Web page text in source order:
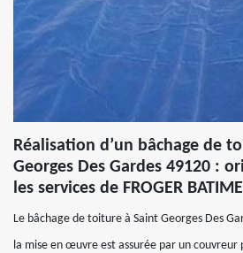
Réalisation d’un bâchage de
Georges Des Gardes 49120 :
les services de FROGER
Le bâchage de toiture à Saint Georges Des
la mise en œuvre est assurée par un